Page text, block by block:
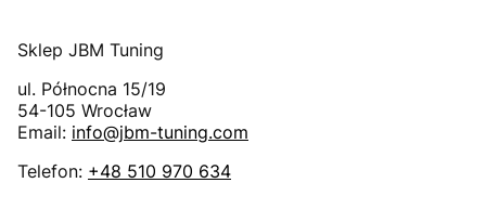
Sklep JBM Tuning
ul. Północna 15/19
54-105 Wrocław
Email: info@jbm-tuning.com
Telefon: +48 510 970 634